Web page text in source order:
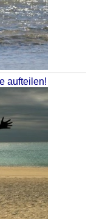
aufteilen!